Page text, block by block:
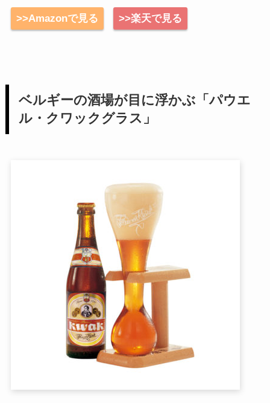
>>Amazonで見る >>楽天で見る
ベルギーの酒場が目に浮かぶ「パウエ
ル・クワックグラス」